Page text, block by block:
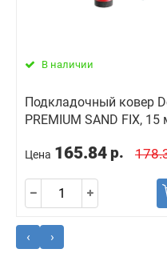
В наличии
Подкладочный ковер
PREMIUM SAND FIX, 15
Цена 165.84 р.
‹ ›